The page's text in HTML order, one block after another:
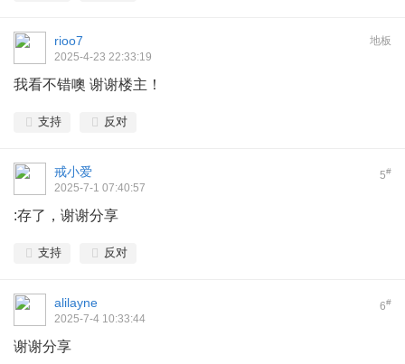
地板
rioo7
2025-4-23 22:33:19
我看不错噢 谢谢楼主！
支持 反对
5#
戒小爱
2025-7-1 07:40:57
:存了，谢谢分享
支持 反对
6#
alilayne
2025-7-4 10:33:44
谢谢分享